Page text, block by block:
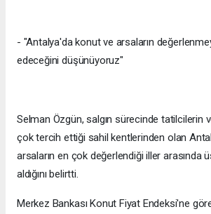
- "Antalya'da konut ve arsaların
edeceğini düşünüyoruz"
Selman Özgün, salgın sürecinde tatilcilerin
çok tercih ettiği sahil kentlerinden olan
arsaların en çok değerlendiği iller arasında
aldığını belirtti.
Merkez Bankası Konut Fiyat Endeksi'ne